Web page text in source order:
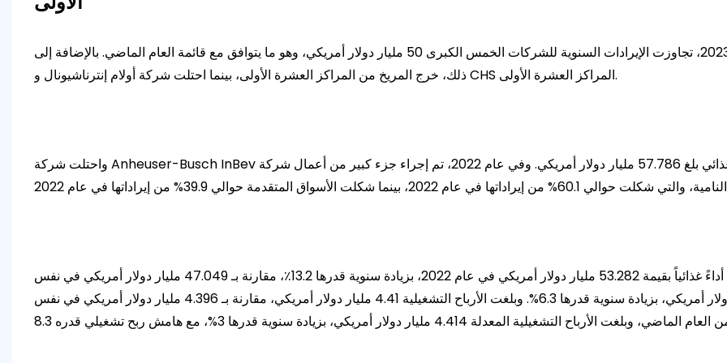
وفي قائمة أفضل 100 شركة عالمية للأغذية والمشروبات لعام 2023، تجاوزت الإيرادات السنوية للشركات الخمس الكبرى 50 مليار دولار أمريكي، وهو ما يتوافق مع قائمة العام الماضي. بالإضافة إلى
ذلك، خرج المريخ من المراكز العشرة الأولى، بينما احتلت شركة أولام إنترناشيونال و CHS المراكز العشرة الأولى.
واحتلت شركة Anheuser-Busch InBev المرتبة الرابعة بأداء غذائي بلغ 57.786 مليار دولار أمريكي. وفي عام 2022، تم إجراء جزء كبير من أعمال شركة Anheuser-Busch InBev في الأسواق
وحققت شركة تايسون فودز، التي احتلت المرتبة الخامسة، أداءً غذائياً بقيمة 53.282 مليار دولار أمريكي في عام 2022، بزيادة سنوية قدرها 13.2٪، مقارنة بـ 47.049 مليار دولار أمريكي في نفس
الفترة من العام الماضي، وصافي ربح قدره 3.238 مليار دولار أمريكي، بزيادة سنوية قدرها 6.3%. وبلغت الأرباح التشغيلية 4.41 مليار دولار أمريكي، مقارنة بـ 4.396 مليار دولار أمريكي في نفس